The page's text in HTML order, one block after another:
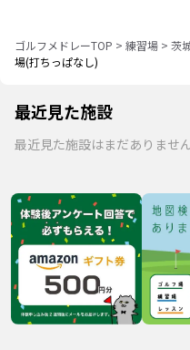
ゴルフメドレーTOP > 練習場 > 茨
場(打ちっぱなし)
最近見た施設
最近見た施設はまだありません